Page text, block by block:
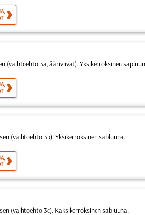
(vaihtoehto 3a, ääriviivat). Yksikerroksinen
(vaihtoehto 3b). Yksikerroksinen sabluuna.
(vaihtoehto 3c). Kaksikerroksinen sabluuna.